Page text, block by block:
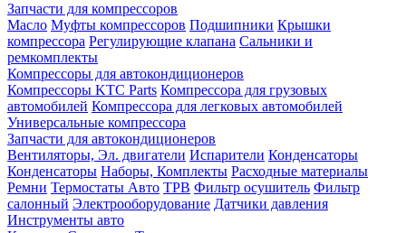
Запчасти для компрессоров
Масло Муфты компрессоров Подшипники Крышки
компрессора Регулирующие клапана Сальники и
ремкомплекты
Компрессоры для автокондиционеров
Компрессоры KTC Parts Компрессора для грузовых
автомобилей Компрессора для легковых автомобилей
Универсальные компрессора
Запчасти для автокондиционеров
Вентиляторы, Эл. двигатели Испарители Конденсаторы
Конденсаторы Наборы, Комплекты Расходные материалы
Ремни Термостаты Авто ТРВ Фильтр осушитель Фильтр
салонный Электрооборудование Датчики давления
Инструменты авто